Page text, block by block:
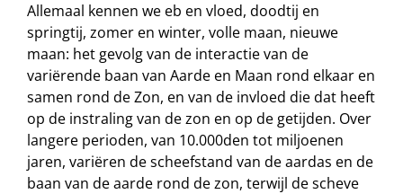
Allemaal kennen we eb en vloed, doodtij en
springtij, zomer en winter, volle maan, nieuwe
maan: het gevolg van de interactie van de
variërende baan van Aarde en Maan rond elkaar en
samen rond de Zon, en van de invloed die dat heeft
op de instraling van de zon en op de getijden. Over
langere perioden, van 10.000den tot miljoenen
jaren, variëren de scheefstand van de aardas en de
baan van de aarde rond de zon, terwijl de scheve